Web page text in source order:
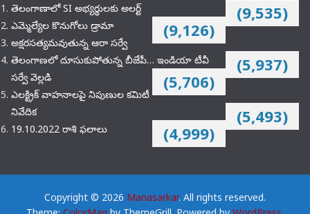
తెలంగాణాలో SI అభ్యర్థులకు అలర్ట్ (9,535)
ఎమ్మెల్యేల కొనుగోలు డ్రామా (9,126)
అక్షరసత్యమవుతున్న ఆరా సర్వే
(5,937)
తెలంగాణలో దూసుకుపోతున్న బీజేపీ… ఇండియా టీవీ
సర్వే వెల్లడి
(5,706)
ఎలక్ట్రిక్‌ వాహనాలపై నిపుణుల కమిటీ
నివేదిక
(5,493)
19.10.2022 రాశి ఫలాలు (4,999)
Copyright © 2026 Manasarkar. All rights reserved.